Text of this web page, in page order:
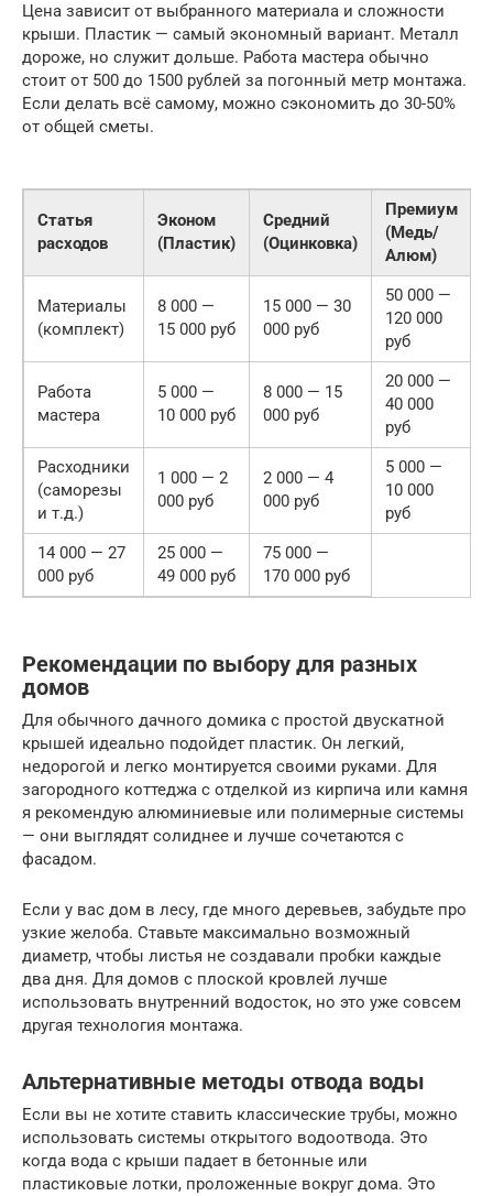
Цена зависит от выбранного материала и сложности
крыши. Пластик — самый экономный вариант. Металл
дороже, но служит дольше. Работа мастера обычно
стоит от 500 до 1500 рублей за погонный метр монтажа.
Если делать всё самому, можно сэкономить до 30-50%
от общей сметы.
Статья
расходов
Эконом
(Пластик)
Средний
(Оцинковка)
Премиум
(Медь/
Алюм)
Материалы
(комплект)
8 000 —
15 000 руб
15 000 — 30
000 руб
50 000 —
120 000
руб
Работа
мастера
5 000 —
10 000 руб
8 000 — 15
000 руб
20 000 —
40 000
руб
Расходники
(саморезы
и т.д.)
1 000 — 2
000 руб
2 000 — 4
000 руб
5 000 —
10 000
руб
14 000 — 27
000 руб
25 000 —
49 000 руб
75 000 —
170 000 руб
Рекомендации по выбору для разных
домов
Для обычного дачного домика с простой двускатной
крышей идеально подойдет пластик. Он легкий,
недорогой и легко монтируется своими руками. Для
загородного коттеджа с отделкой из кирпича или камня
я рекомендую алюминиевые или полимерные системы
— они выглядят солиднее и лучше сочетаются с
фасадом.
Если у вас дом в лесу, где много деревьев, забудьте про
узкие желоба. Ставьте максимально возможный
диаметр, чтобы листья не создавали пробки каждые
два дня. Для домов с плоской кровлей лучше
использовать внутренний водосток, но это уже совсем
другая технология монтажа.
Альтернативные методы отвода воды
Если вы не хотите ставить классические трубы, можно
использовать системы открытого водоотвода. Это
когда вода с крыши падает в бетонные или
пластиковые лотки, проложенные вокруг дома. Это